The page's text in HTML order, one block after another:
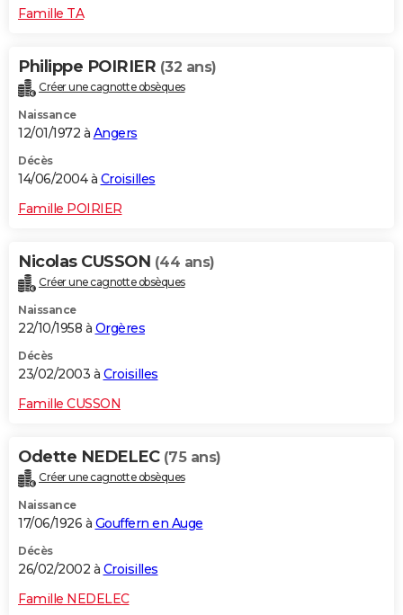
Famille TA
Philippe POIRIER (32 ans)
Créer une cagnotte obsèques
Naissance
12/01/1972 à Angers
Décès
14/06/2004 à Croisilles
Famille POIRIER
Nicolas CUSSON (44 ans)
Créer une cagnotte obsèques
Naissance
22/10/1958 à Orgères
Décès
23/02/2003 à Croisilles
Famille CUSSON
Odette NEDELEC (75 ans)
Créer une cagnotte obsèques
Naissance
17/06/1926 à Gouffern en Auge
Décès
26/02/2002 à Croisilles
Famille NEDELEC